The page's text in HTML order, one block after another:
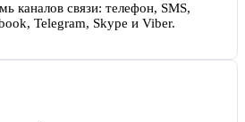
каналов связи: телефон, SMS,
Telegram, Skype и Viber.